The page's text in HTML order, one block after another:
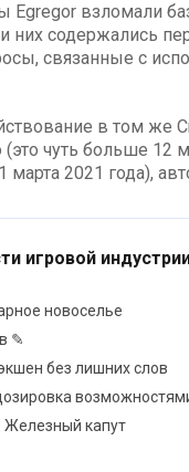
Egregor взломали
них содержались
связанные с
в том же
чуть больше 12
марта 2021 года),
игровой
новоселье
✎
без лишних слов
Железный капут